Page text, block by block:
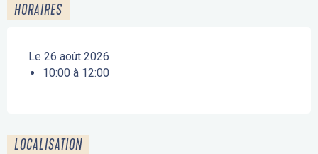
HORAIRES
Le 26 août 2026
10:00 à 12:00
LOCALISATION